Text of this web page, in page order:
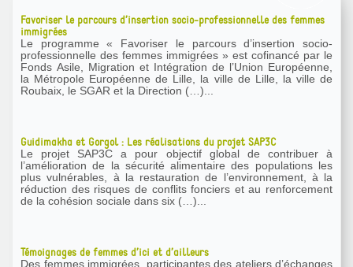
Favoriser le parcours d’insertion socio-professionnelle des femmes
immigrées
Le programme « Favoriser le parcours d’insertion socio-
professionnelle des femmes immigrées » est cofinancé par le
Fonds Asile, Migration et Intégration de l’Union Européenne,
la Métropole Européenne de Lille, la ville de Lille, la ville de
Roubaix, le SGAR et la Direction (…)...
Guidimakha et Gorgol : Les réalisations du projet SAP3C
Le projet SAP3C a pour objectif global de contribuer à
l’amélioration de la sécurité alimentaire des populations les
plus vulnérables, à la restauration de l’environnement, à la
réduction des risques de conflits fonciers et au renforcement
de la cohésion sociale dans six (…)...
Témoignages de femmes d’ici et d’ailleurs
Des femmes immigrées, participantes des ateliers d’échanges